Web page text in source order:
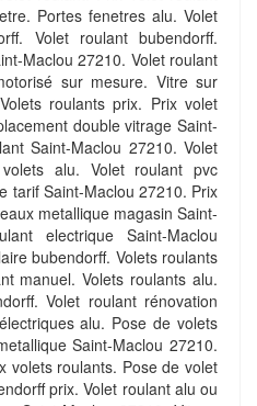
Portes fenetres alu. Volet
Volet roulant bubendorff.
Maclou 27210. Volet roulant
sur mesure. Vitre sur
roulants prix. Prix volet
double vitrage Saint-
Saint-Maclou 27210. Volet
alu. Volet roulant pvc
tarif Saint-Maclou 27210. Prix
metallique magasin Saint-
electrique Saint-Maclou
bubendorff. Volets roulants
manuel. Volets roulants alu.
Volet roulant rénovation
alu. Pose de volets
Saint-Maclou 27210.
volets roulants. Pose de volet
prix. Volet roulant alu ou